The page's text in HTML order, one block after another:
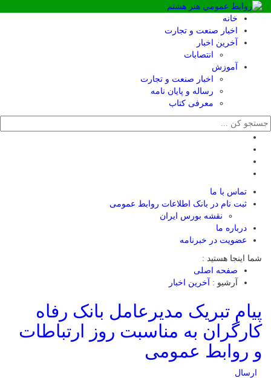
خانه
اخبار صنعت و تجارت
آخرین اخبار
انتصابات
آموزش
اخبار صنعت و تجارت
رساله و پایان نامه
معرفی کتاب
تماس با ما
ثبت نام در بانک اطلاعات روابط عمومی
نقشه بورس ایران
درباره ما
عضويت در خبرنامه
شما اینجا هستید :
صفحه اصلی
آرشیو :
آخرین اخبار
پیام تبریک مدیرعامل بانک رفاه
کارگران به مناسبت روز ارتباطات
و روابط عمومی
ارسال